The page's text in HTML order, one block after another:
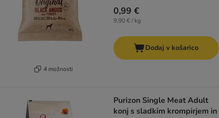
4 možnosti
0,99 €
9,90 € / kg
Dodaj v košarico
Purizon Single Meat Adult
konj s sladkim krompirjem in